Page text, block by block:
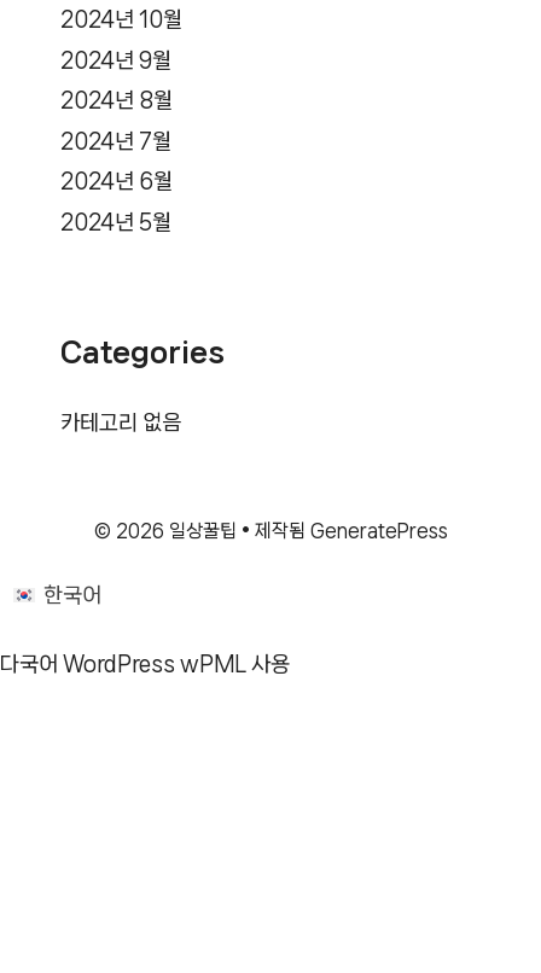
2024년 10월
2024년 9월
2024년 8월
2024년 7월
2024년 6월
2024년 5월
Categories
카테고리 없음
© 2026 일상꿀팁 • 제작됨 GeneratePress
한국어
다국어 WordPress wPML 사용